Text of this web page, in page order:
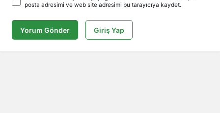
posta adresimi ve web site adresimi bu tarayıcıya kaydet.
Yorum Gönder Giriş Yap